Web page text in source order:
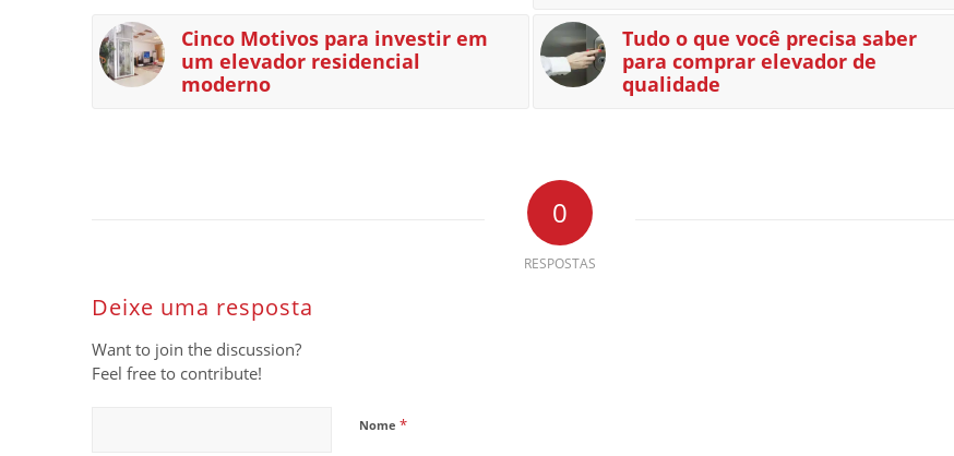
Cinco Motivos para investir em
um elevador residencial
moderno
Tudo o que você precisa saber
para comprar elevador de
qualidade
0
RESPOSTAS
Deixe uma resposta
Want to join the discussion?
Feel free to contribute!
Nome *